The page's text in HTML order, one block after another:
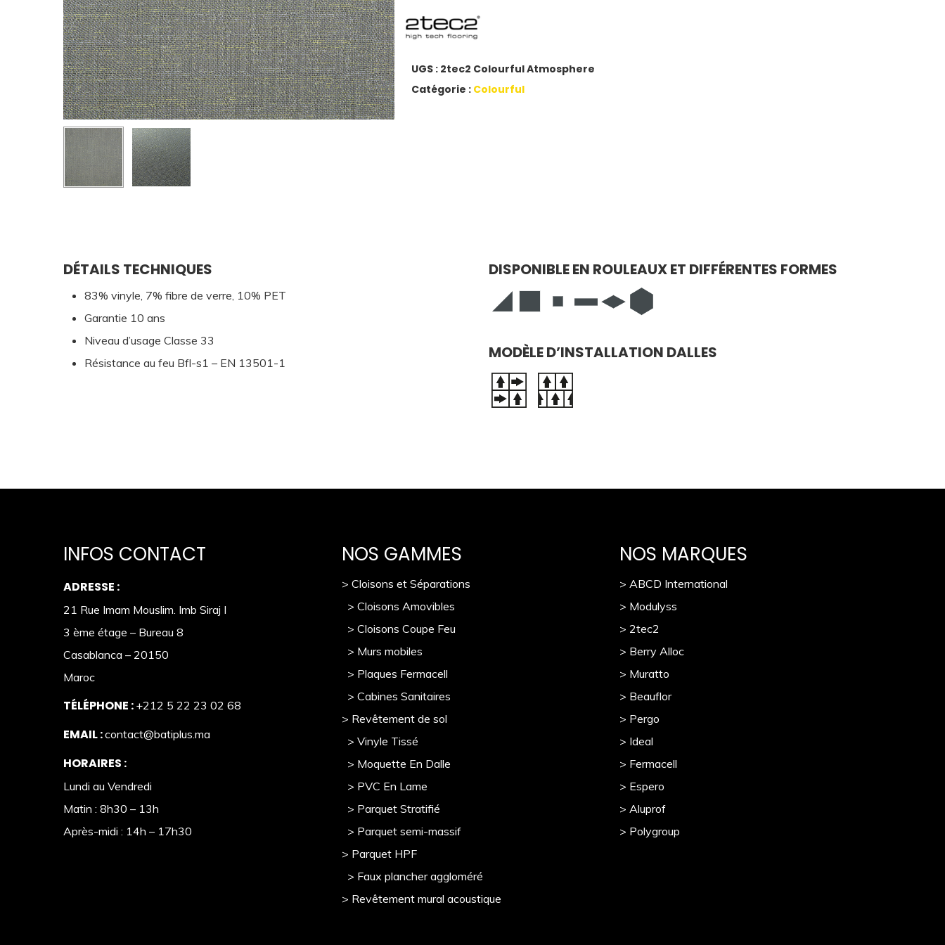
UGS : 2tec2 Colourful Atmosphere
Catégorie : Colourful
DÉTAILS TECHNIQUES
83% vinyle, 7% fibre de verre, 10% PET
Garantie 10 ans
Niveau d’usage Classe 33
Résistance au feu Bfl-s1 – EN 13501-1
DISPONIBLE EN ROULEAUX ET DIFFÉRENTES FORMES
MODÈLE D’INSTALLATION DALLES
INFOS CONTACT
ADRESSE :
21 Rue Imam Mouslim. Imb Siraj I
3 ème étage – Bureau 8
Casablanca – 20150
Maroc
TÉLÉPHONE : +212 5 22 23 02 68
EMAIL :contact@batiplus.ma
HORAIRES :
Lundi au Vendredi
Matin : 8h30 – 13h
Après-midi : 14h – 17h30
NOS GAMMES
> Cloisons et Séparations
> Cloisons Amovibles
> Cloisons Coupe Feu
> Murs mobiles
> Plaques Fermacell
> Cabines Sanitaires
> Revêtement de sol
> Vinyle Tissé
> Moquette En Dalle
> PVC En Lame
> Parquet Stratifié
> Parquet semi-massif
> Parquet HPF
> Faux plancher aggloméré
> Revêtement mural acoustique
NOS MARQUES
> ABCD International
> Modulyss
> 2tec2
> Berry Alloc
> Muratto
> Beauflor
> Pergo
> Ideal
> Fermacell
> Espero
> Aluprof
> Polygroup